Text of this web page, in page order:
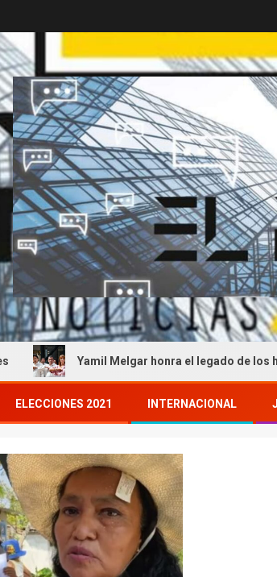
Yamil Melgar honra el legado de los héroes que
ELECCIONES 2021 INTERNACIONAL